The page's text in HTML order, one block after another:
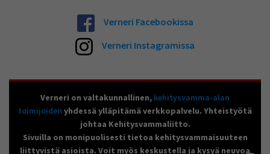
Verneri Facebookissa
Verneri Instagramissa
Verneri on valtakunnallinen, kehitysvamma-alan
toimijoiden yhdessä ylläpitämä verkkopalvelu. Yhteistyötä
johtaa Kehitysvammaliitto.
Sivuilla on monipuolisesti tietoa kehitysvammaisuuteen
liittyvistä asioista. Voit myös keskustella ja kysyä neuvoa